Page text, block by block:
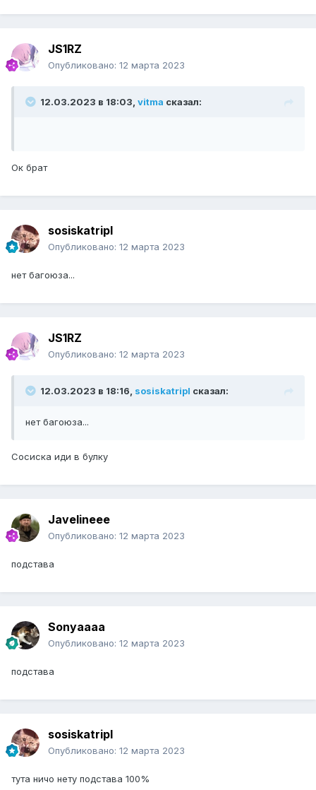
JS1RZ
Опубликовано: 12 марта 2023
12.03.2023 в 18:03, vitma сказал:
Ок брат
sosiskatripl
Опубликовано: 12 марта 2023
нет багоюза...
JS1RZ
Опубликовано: 12 марта 2023
12.03.2023 в 18:16, sosiskatripl сказал:
нет багоюза...
Сосиска иди в булку
Javelineee
Опубликовано: 12 марта 2023
подстава
Sonyaaaa
Опубликовано: 12 марта 2023
подстава
sosiskatripl
Опубликовано: 12 марта 2023
тута ничо нету подстава 100%